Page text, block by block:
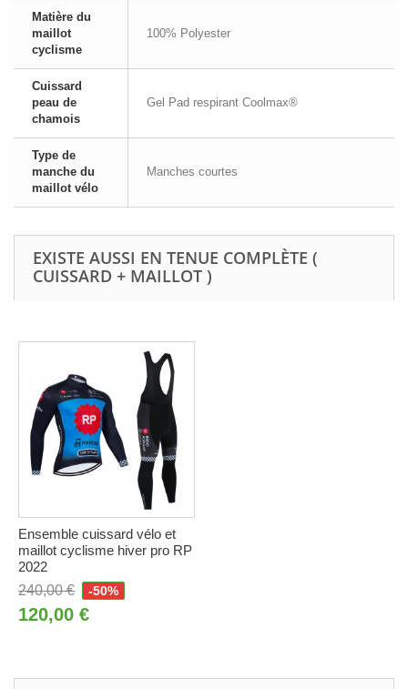
Matière du
maillot
cyclisme
100% Polyester
Cuissard
peau de
chamois
Gel Pad respirant Coolmax®
Type de
manche du
maillot vélo
Manches courtes
EXISTE AUSSI EN TENUE COMPLÈTE (
CUISSARD + MAILLOT )
Ensemble cuissard vélo et
maillot cyclisme hiver pro RP
2022
240,00 €
-50%
120,00 €